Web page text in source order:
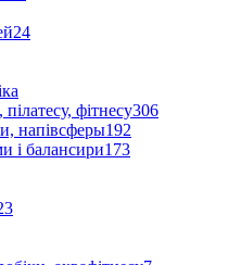
24
фітнесу306
напівсферы192
і балансири173